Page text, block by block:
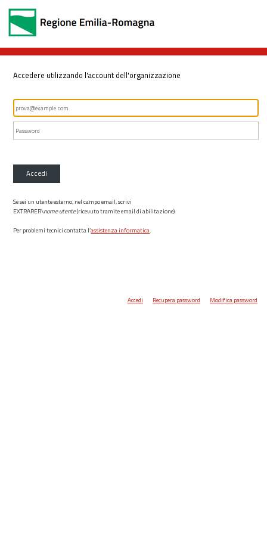
Accedere utilizzando l'account dell'organizzazione
Accedi
Se sei un utente esterno, nel campo email, scrivi
EXTRARER\nome utente(ricevuto tramite email di abilitazione)
Per problemi tecnici contatta l’assistenza informatica.
Accedi Recupera password Modifica password